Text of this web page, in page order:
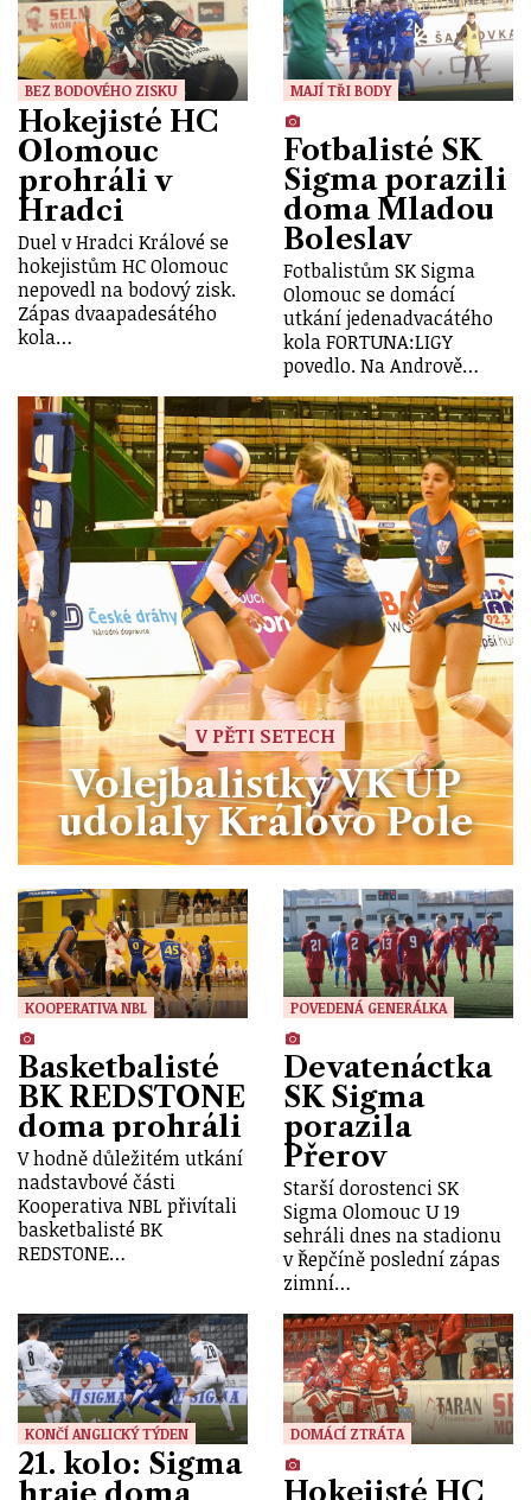
BEZ BODOVÉHO ZISKU
Hokejisté HC
Olomouc
prohráli v
Hradci
Duel v Hradci Králové se
hokejistům HC Olomouc
nepovedl na bodový zisk.
Zápas dvaapadesátého
kola…
MAJÍ TŘI BODY
Fotbalisté SK
Sigma porazili
doma Mladou
Boleslav
Fotbalistům SK Sigma
Olomouc se domácí
utkání jedenadvacátého
kola FORTUNA:LIGY
povedlo. Na Andrově…
V PĚTI SETECH
Volejbalistky VK UP
udolaly Královo Pole
KOOPERATIVA NBL
Basketbalisté
BK REDSTONE
doma prohráli
V hodně důležitém utkání
nadstavbové části
Kooperativa NBL přivítali
basketbalisté BK
REDSTONE…
POVEDENÁ GENERÁLKA
Devatenáctka
SK Sigma
porazila
Přerov
Starší dorostenci SK
Sigma Olomouc U 19
sehráli dnes na stadionu
v Řepčíně poslední zápas
zimní…
KONČÍ ANGLICKÝ TÝDEN
21. kolo: Sigma
DOMÁCÍ ZTRÁTA
Hokejisté HC